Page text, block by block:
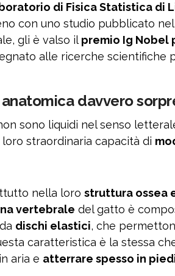
di Fisica Statistica di
con uno studio pubblicato nel
gli è valso ilpremio Ig Nobel
alle ricerche scientifiche
davvero
sono liquidi nel senso
straordinaria capacità di
nella loro struttura ossea
vertebrale del gatto è
dischi elastici, che
caratteristica è la stessa
aria e atterrare spesso in